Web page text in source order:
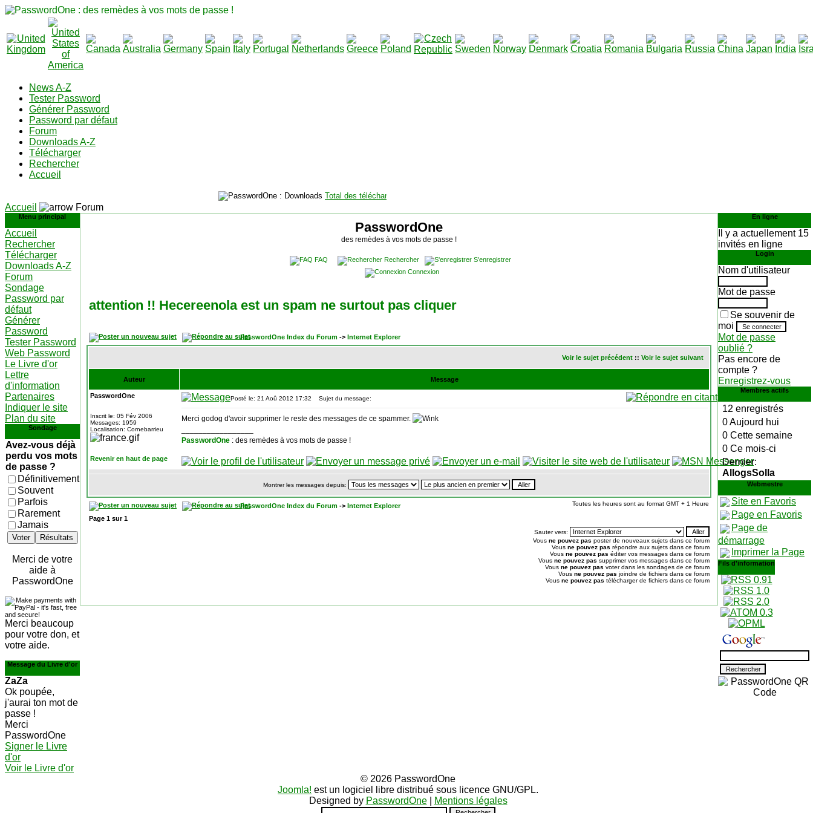
News A-Z
Tester Password
Générer Password
Password par défaut
Forum
Downloads A-Z
Télécharger
Rechercher
Accueil
Total des téléchargements
Accueil
Forum
Menu principal
Accueil
Rechercher
Télécharger
Downloads A-Z
Forum
Sondage
Password par
défaut
Générer
Password
Tester Password
Web Password
Le Livre d'or
Lettre
d'information
Partenaires
Indiquer le site
Plan du site
Sondage
Avez-vous déjà
perdu vos mots
de passe ?
Définitivement
Souvent
Parfois
Rarement
Jamais
Voter Résultats
Merci de votre
aide à
PasswordOne
Merci beaucoup
pour votre don, et
votre aide.
Message du Livre d'or
ZaZa
Ok poupée,
j'aurai ton mot de
passe !
Merci
PasswordOne
Signer le Livre
d'or
Voir le Livre d'or
PasswordOne
des remèdes à vos mots de passe !
FAQ Rechercher
S'enregistrer
Connexion
attention !! Hecereenola est un spam ne surtout pas cliquer
PasswordOne Index du Forum -> Internet Explorer
Voir le sujet précédent :: Voir le sujet suivant
Auteur Message
PasswordOne
Inscrit le: 05 Fév 2006
Messages: 1959
Localisation: Cornebarrieu
Posté le: 21 Aoû 2012 17:32 Sujet du message:
Merci godog d'avoir supprimer le reste des messages de ce spammer.
PasswordOne : des remèdes à vos mots de passe !
Revenir en haut de page
Montrer les messages depuis:
PasswordOne Index du Forum -> Internet Explorer Toutes les heures sont au format GMT + 1 Heure
Page 1 sur1
Sauter vers:
Vous ne pouvez pas poster de nouveaux sujets dans ce forum
Vous ne pouvez pas répondre aux sujets dans ce forum
Vous ne pouvez pas éditer vos messages dans ce forum
Vous ne pouvez pas supprimer vos messages dans ce forum
Vous ne pouvez pas voter dans les sondages de ce forum
Vous ne pouvez pas joindre de fichiers dans ce forum
Vous ne pouvez pas télécharger de fichiers dans ce forum
En ligne
Il y a actuellement 15
invités en ligne
Login
Nom d'utilisateur
Mot de passe
Se souvenir de
moi
Mot de passe
oublié ?
Pas encore de
compte ?
Enregistrez-vous
Membres actifs
12 enregistrés
0 Aujourd hui
0 Cette semaine
0 Ce mois-ci
Dernier:
AllogsSolla
Webmestre
Site en Favoris
Page en Favoris
Page de
démarrage
Imprimer la Page
Fils d'information
© 2026 PasswordOne
Joomla! est un logiciel libre distribué sous licence GNU/GPL.
Designed by PasswordOne| Mentions légales